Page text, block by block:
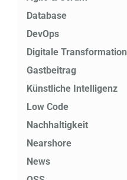
Database
DevOps
Digitale Transformation
Gastbeitrag
Künstliche Intelligenz
Low Code
Nachhaltigkeit
Nearshore
News